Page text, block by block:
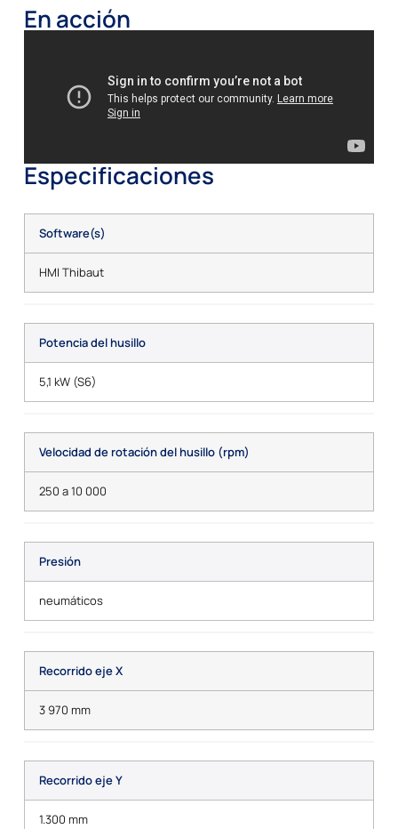
En acción
Especificaciones
Software(s)
HMI Thibaut
Potencia del husillo
5,1 kW (S6)
Velocidad de rotación del husillo (rpm)
250 a 10 000
Presión
neumáticos
Recorrido eje X
3 970 mm
Recorrido eje Y
1.300 mm